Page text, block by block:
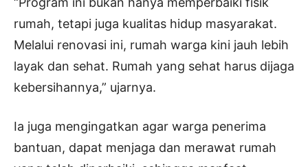
rumah, tetapi juga kualitas hidup masyarakat.
Melalui renovasi ini, rumah warga kini jauh lebih
layak dan sehat. Rumah yang sehat harus dijaga
kebersihannya,” ujarnya.
Ia juga mengingatkan agar warga penerima
bantuan, dapat menjaga dan merawat rumah